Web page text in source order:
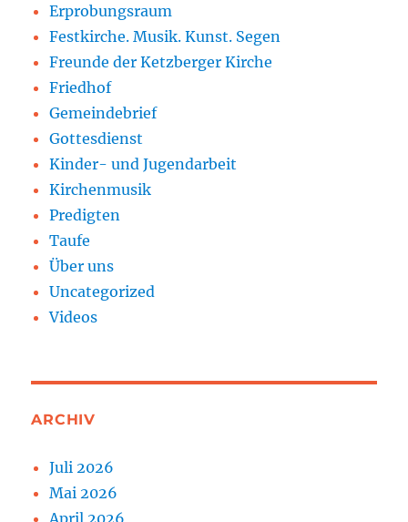
Erprobungsraum
Festkirche. Musik. Kunst. Segen
Freunde der Ketzberger Kirche
Friedhof
Gemeindebrief
Gottesdienst
Kinder- und Jugendarbeit
Kirchenmusik
Predigten
Taufe
Über uns
Uncategorized
Videos
ARCHIV
Juli 2026
Mai 2026
April 2026